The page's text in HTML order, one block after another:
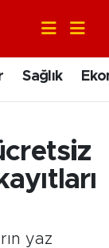
Sağlık
yaz